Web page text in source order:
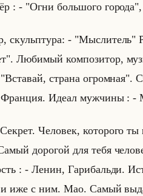
: - "Огни большо­го
скульп­ту­ра: -
Лю­би­мый ком­по­зи­тор,
стра­на огром­ная".
Идеал муж­чи­ны : -
Че­ло­век, ко­то­ро­го
до­ро­гой для тебя
: - Ленин, Га­ри­бальди.
иже с ним. Мао. Самый